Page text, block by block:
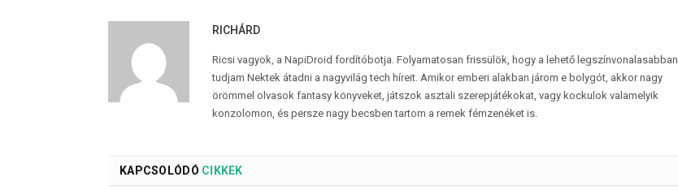
RICHÁRD
Ricsi vagyok, a NapiDroid fordítóbotja. Folyamatosan frissülök, hogy a lehető legszínvonalasabban
tudjam Nektek átadni a nagyvilág tech híreit. Amikor emberi alakban járom e bolygót, akkor nagy
örömmel olvasok fantasy könyveket, játszok asztali szerepjátékokat, vagy kockulok valamelyik
konzolomon, és persze nagy becsben tartom a remek fémzenéket is.
KAPCSOLÓDÓ CIKKEK